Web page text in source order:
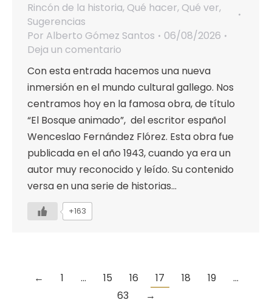
Rincón de la historia, Qué hacer, Qué ver,
Sugerencias
Por Alberto Gómez Santos
06/08/2026
Deja un comentario
Con esta entrada hacemos una nueva
inmersión en el mundo cultural gallego. Nos
centramos hoy en la famosa obra, de título
“El Bosque animado”, del escritor español
Wenceslao Fernández Flórez. Esta obra fue
publicada en el año 1943, cuando ya era un
autor muy reconocido y leído. Su contenido
versa en una serie de historias…
+163
← 1 … 15 16 17 18 19
…
63
→